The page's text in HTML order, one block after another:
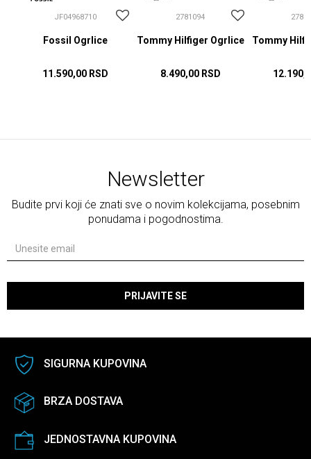
JF04968710
Fossil Ogrlice
11.590,00 RSD
2781094
Tommy Hilfiger Ogrlice
8.490,00 RSD
Tommy
Newsletter
Budite prvi koji će znati sve o novim kolekcijama, posebnim
ponudama i pogodnostima.
PRIJAVITE SE
SIGURNA KUPOVINA
BRZA DOSTAVA
JEDNOSTAVNA KUPOVINA